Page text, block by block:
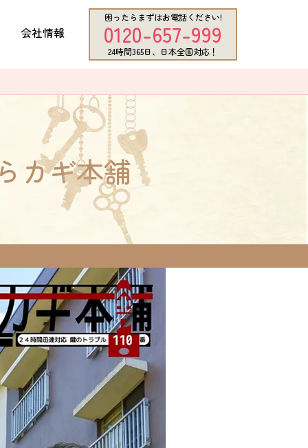
会社情報
困ったらまずはお電話ください!
0120-657-999
24時間365日、日本全国対応！
カギ本舗